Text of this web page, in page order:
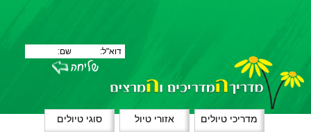
מדריכי טיולים אזורי טיול סוגי טיולים